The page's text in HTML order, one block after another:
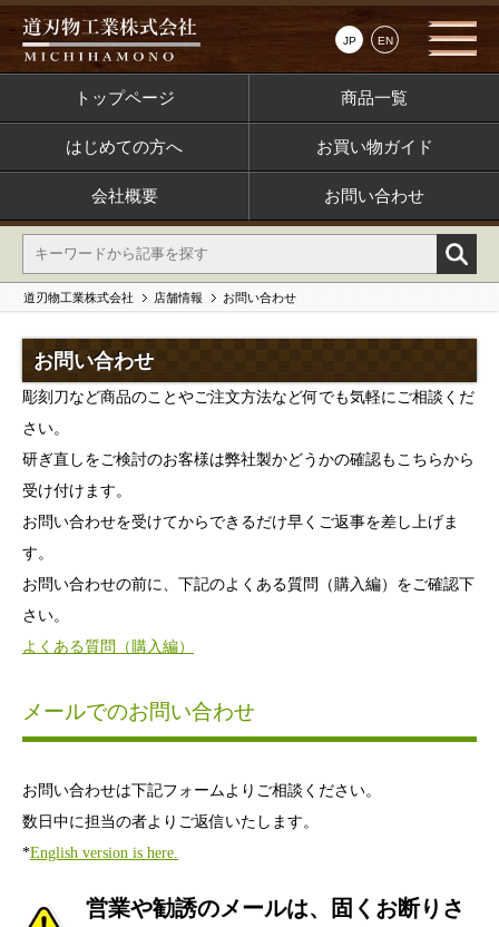
JP EN
トップページ 商品一覧
はじめての方へ お買い物ガイド
会社概要 お問い合わせ
道刃物工業株式会社 店舗情報 お問い合わせ
お問い合わせ
彫刻刀など商品のことやご注文方法など何でも気軽にご相談くだ
さい。
研ぎ直しをご検討のお客様は弊社製かどうかの確認もこちらから
受け付けます。
お問い合わせを受けてからできるだけ早くご返事を差し上げま
す。
お問い合わせの前に、下記のよくある質問（購入編）をご確認下
さい。
よくある質問（購入編）
メールでのお問い合わせ
お問い合わせは下記フォームよりご相談ください。
数日中に担当の者よりご返信いたします。
*English version is here.
営業や勧誘のメールは、固くお断りさ